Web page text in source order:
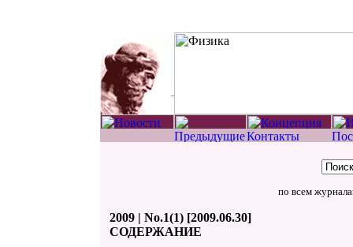
по всем
2009 | No.1(1) [2009.06.30]
СОДЕРЖАНИЕ